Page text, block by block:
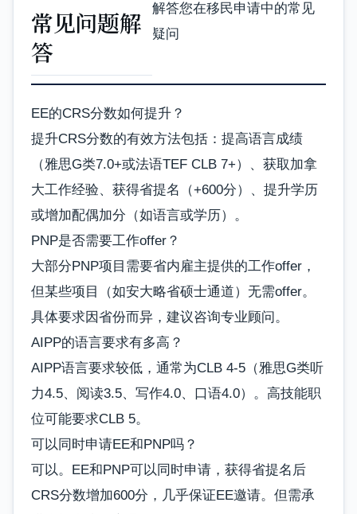
常见问题解
答
解答您在移民申请中的常见
疑问
EE的CRS分数如何提升？
提升CRS分数的有效方法包括：提高语言成绩
（雅思G类7.0+或法语TEF CLB 7+）、获取加拿
大工作经验、获得省提名（+600分）、提升学历
或增加配偶加分（如语言或学历）。
PNP是否需要工作offer？
大部分PNP项目需要省内雇主提供的工作offer，
但某些项目（如安大略省硕士通道）无需offer。
具体要求因省份而异，建议咨询专业顾问。
AIPP的语言要求有多高？
AIPP语言要求较低，通常为CLB 4-5（雅思G类听
力4.5、阅读3.5、写作4.0、口语4.0）。高技能职
位可能要求CLB 5。
可以同时申请EE和PNP吗？
可以。EE和PNP可以同时申请，获得省提名后
CRS分数增加600分，几乎保证EE邀请。但需承